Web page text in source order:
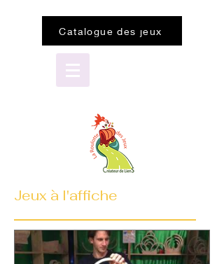
Catalogue des jeux
Jeux à l'affiche